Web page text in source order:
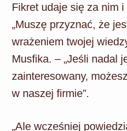
Fikret udaje się za nim
„Muszę przyznać, że
wrażeniem twojej
Musfika. – „Jeśli nadal
zainteresowany,
w naszej firmie”.
„Ale wcześniej